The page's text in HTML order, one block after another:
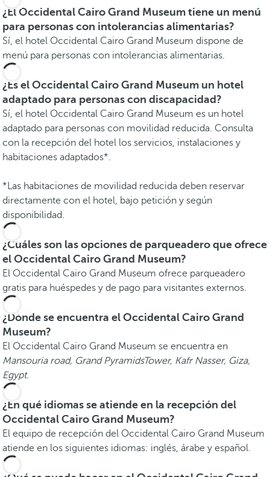
¿El Occidental Cairo Grand Museum tiene un menú
para personas con intolerancias alimentarias?
Sí, el hotel Occidental Cairo Grand Museum dispone de
menú para personas con intolerancias alimentarias.
¿Es el Occidental Cairo Grand Museum un hotel
adaptado para personas con discapacidad?
Sí, el hotel Occidental Cairo Grand Museum es un hotel
adaptado para personas con movilidad reducida. Consulta
con la recepción del hotel los servicios, instalaciones y
habitaciones adaptados*.
*Las habitaciones de movilidad reducida deben reservar
directamente con el hotel, bajo petición y según
disponibilidad.
¿Cuáles son las opciones de parqueadero que ofrece
el Occidental Cairo Grand Museum?
El Occidental Cairo Grand Museum ofrece parqueadero
gratis para huéspedes y de pago para visitantes externos.
¿Dónde se encuentra el Occidental Cairo Grand
Museum?
El Occidental Cairo Grand Museum se encuentra en
Mansouria road, Grand PyramidsTower, Kafr Nasser, Giza,
Egypt.
¿En qué idiomas se atiende en la recepción del
Occidental Cairo Grand Museum?
El equipo de recepción del Occidental Cairo Grand Museum
atiende en los siguientes idiomas: inglés, árabe y español.